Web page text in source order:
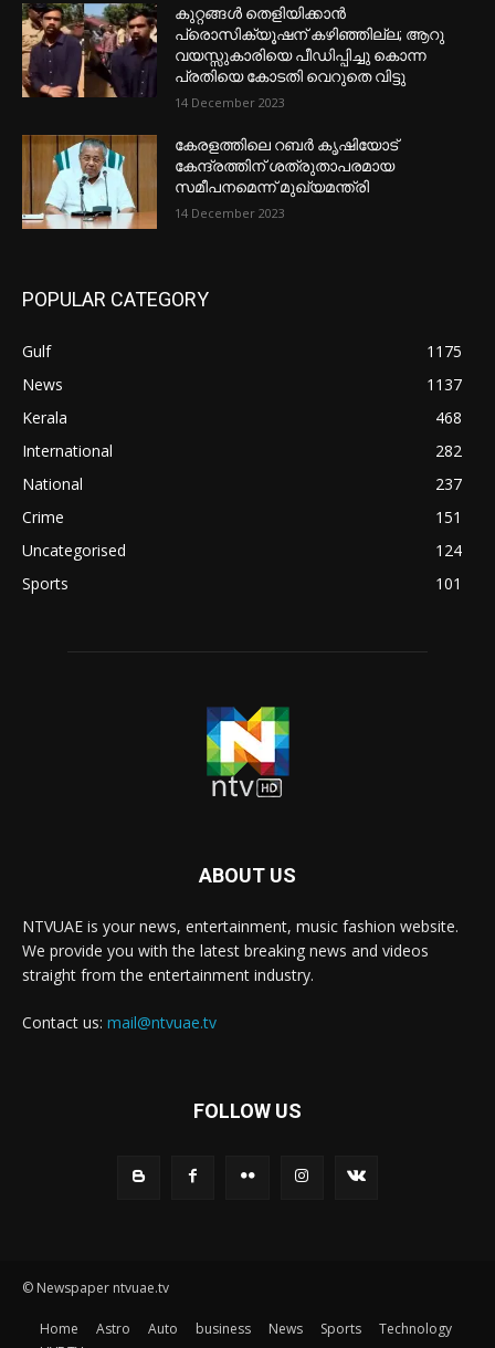
കുറ്റങ്ങൾ തെളിയിക്കാൻ
പ്രൊസിക്യൂഷന് കഴിഞ്ഞില്ല; ആറു
വയസ്സുകാരിയെ പീഡിപ്പിച്ചു കൊന്ന
പ്രതിയെ കോടതി വെറുതെ വിട്ടു
14 December 2023
കേരളത്തിലെ റബർ കൃഷിയോട്
കേന്ദ്രത്തിന് ശത്രുതാപരമായ
സമീപനമെന്ന് മുഖ്യമന്ത്രി
14 December 2023
POPULAR CATEGORY
Gulf
1175
News
1137
Kerala
468
International
282
National
237
Crime
151
Uncategorised
124
Sports
101
ABOUT US
NTVUAE is your news, entertainment, music fashion website.
We provide you with the latest breaking news and videos
straight from the entertainment industry.
Contact us: mail@ntvuae.tv
FOLLOW US
© Newspaper ntvuae.tv
Home Astro Auto business News Sports
Technology